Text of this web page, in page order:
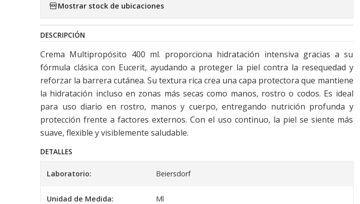
Mostrar stock de ubicaciones
DESCRIPCIÓN
Crema Multipropósito 400 ml. proporciona hidratación intensiva gracias a su
fórmula clásica con Eucerit, ayudando a proteger la piel contra la resequedad y
reforzar la barrera cutánea. Su textura rica crea una capa protectora que mantiene
la hidratación incluso en zonas más secas como manos, rostro o codos. Es ideal
para uso diario en rostro, manos y cuerpo, entregando nutrición profunda y
protección frente a factores externos. Con el uso continuo, la piel se siente más
suave, flexible y visiblemente saludable.
DETALLES
Laboratorio: Beiersdorf
Unidad de Medida: Ml